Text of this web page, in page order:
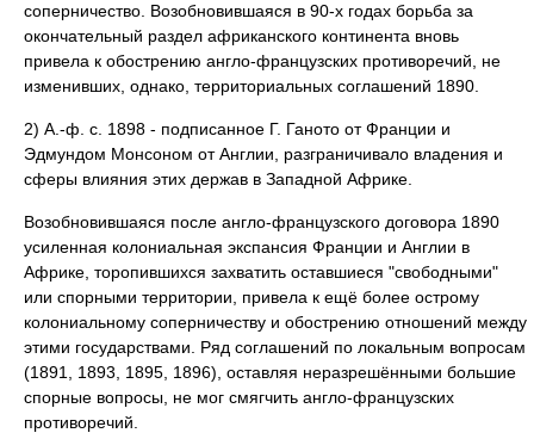
соперничество. Возобновившаяся в 90-х годах борьба за
окончательный раздел африканского континента вновь
привела к обострению англо-французских противоречий, не
изменивших, однако, территориальных соглашений 1890.
2) А.-ф. с. 1898 - подписанное Г. Ганото от Франции и
Эдмундом Монсоном от Англии, разграничивало владения и
сферы влияния этих держав в Западной Африке.
Возобновившаяся после англо-французского договора 1890
усиленная колониальная экспансия Франции и Англии в
Африке, торопившихся захватить оставшиеся "свободными"
или спорными территории, привела к ещё более острому
колониальному соперничеству и обострению отношений между
этими государствами. Ряд соглашений по локальным вопросам
(1891, 1893, 1895, 1896), оставляя неразрешёнными большие
спорные вопросы, не мог смягчить англо-французских
противоречий.